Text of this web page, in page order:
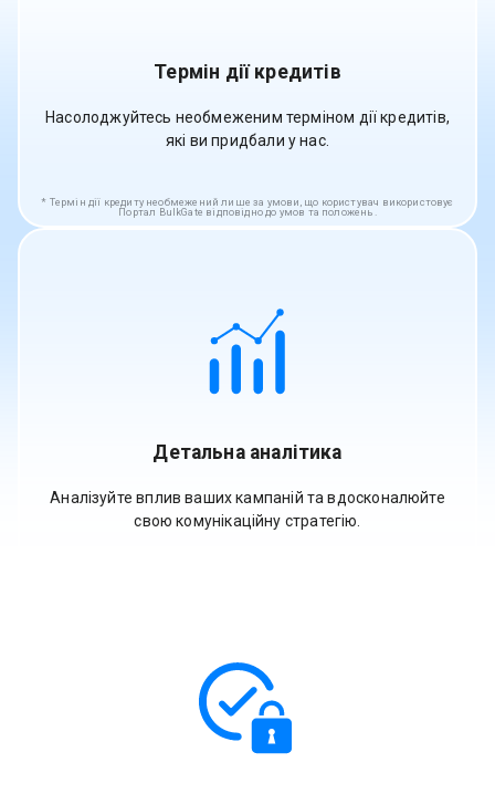
Термін дії кредитів
Насолоджуйтесь необмеженим терміном дії кредитів,
які ви придбали у нас.
Термін дії кредиту необмежений лише за умови, що користувач використовує
Портал BulkGate відповідно до умов та положень.
Детальна аналітика
Аналізуйте вплив ваших кампаній та вдосконалюйте
свою комунікаційну стратегію.